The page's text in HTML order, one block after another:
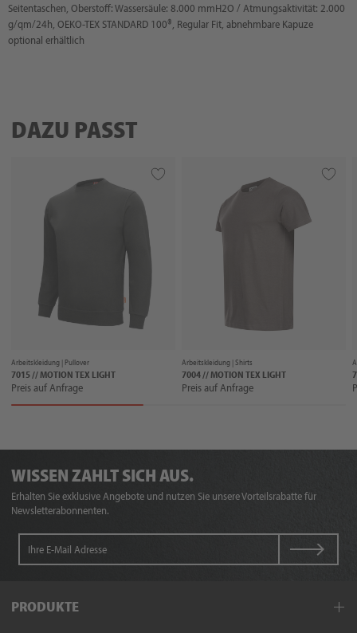
Seitentaschen, Oberstoff: Wassersäule: 8.000 mmH2O / Atmungsaktivität: 2.000
g/qm/24h, OEKO-TEX STANDARD 100®, Regular Fit, abnehmbare Kapuze
optional erhältlich
DAZU PASST
Arbeitskleidung | Pullover
7015 // MOTION TEX LIGHT
Preis auf Anfrage
Arbeitskleidung |Shirts
7004 // MOTION TEX LIGHT
Preis auf Anfrage
WISSEN ZAHLT SICH AUS.
Erhalten Sie exklusive Angebote und nutzen Sie unsere Vorteilsrabatte für
Newsletterabonnenten.
PRODUKTE